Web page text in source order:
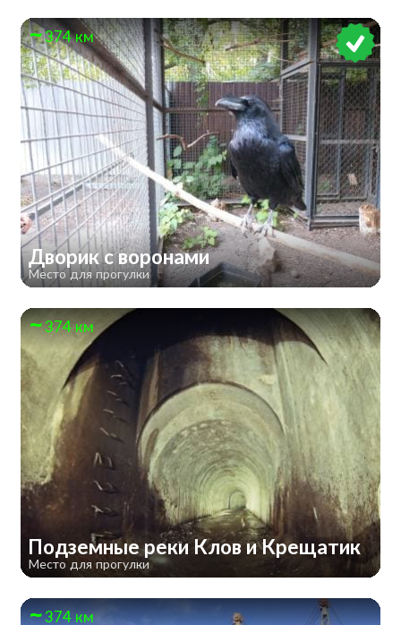
374 км
Дворик с воронами
Место для прогулки
374 км
Подземные реки Клов и Крещатик
Место для прогулки
374 км